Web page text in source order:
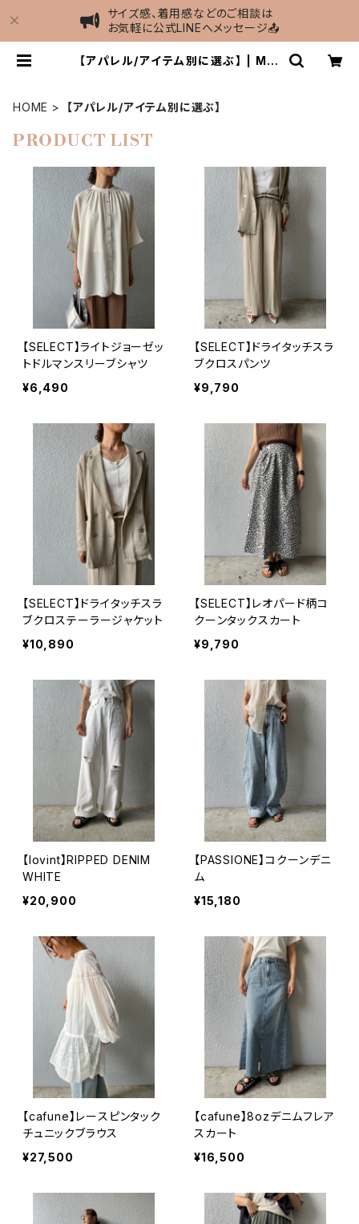
サイズ感、着用感などのご相談は
お気軽に公式LINEへメッセージ📤
【アパレル/アイテム別に選ぶ】 | MIE
HOME 【アパレル/アイテム別に選ぶ】
PRODUCT LIST
【SELECT】ライトジョーゼッ
トドルマンスリーブシャツ
¥6,490
【SELECT】ドライタッチスラ
ブクロスパンツ
¥9,790
【SELECT】ドライタッチスラ
ブクロステーラージャケット
¥10,890
【SELECT】レオパード柄コ
クーンタックスカート
¥9,790
【lovint】RIPPED DENIM
WHITE
¥20,900
【PASSIONE】コクーンデニ
ム
¥15,180
【cafune】レースピンタック
チュニックブラウス
¥27,500
【cafune】8ozデニムフレア
スカート
¥16,500